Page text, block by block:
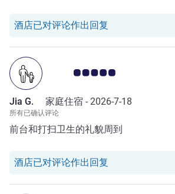
酒店已对评论作出回复 我们酒店已对
客户意见评级 5.0/5
Jia G. 家庭住宿 - 2026-7-18
所有已确认评论
前台和打扫卫生的礼貌周到
酒店已对评论作出回复 我们酒店已对